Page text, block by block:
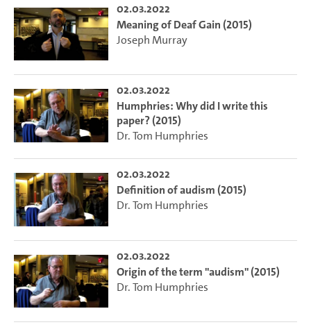
02.03.2022
Meaning of Deaf Gain (2015)
Joseph Murray
02.03.2022
Humphries: Why did I write this
paper? (2015)
Dr. Tom Humphries
02.03.2022
Definition of audism (2015)
Dr. Tom Humphries
02.03.2022
Origin of the term "audism" (2015)
Dr. Tom Humphries